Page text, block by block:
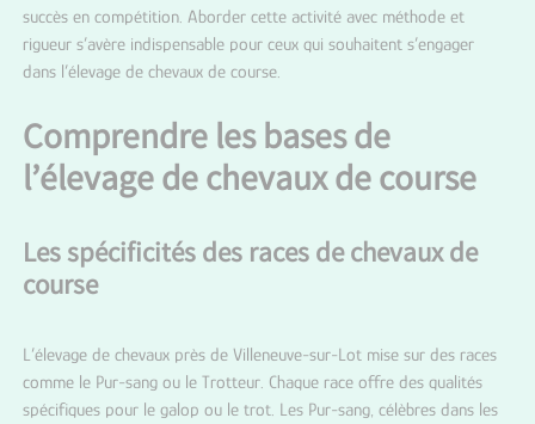
succès en compétition. Aborder cette activité avec méthode et
rigueur s’avère indispensable pour ceux qui souhaitent s’engager
dans l’élevage de chevaux de course.
Comprendre les bases de
l’élevage de chevaux de course
Les spécificités des races de chevaux de
course
L’élevage de chevaux près de Villeneuve-sur-Lot mise sur des races
comme le Pur-sang ou le Trotteur. Chaque race offre des qualités
spécifiques pour le galop ou le trot. Les Pur-sang, célèbres dans les